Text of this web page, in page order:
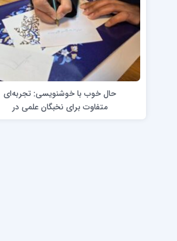
دورۀ کرسیو1
دورۀ کرسیو2
کاپرپلیت با قلم
کاپرپلیت با خودکار
حال خوب با خوشنویسی: تجربه‌ای
متفاوت برای نخبگان علمی در
پژوهشگاه رویان